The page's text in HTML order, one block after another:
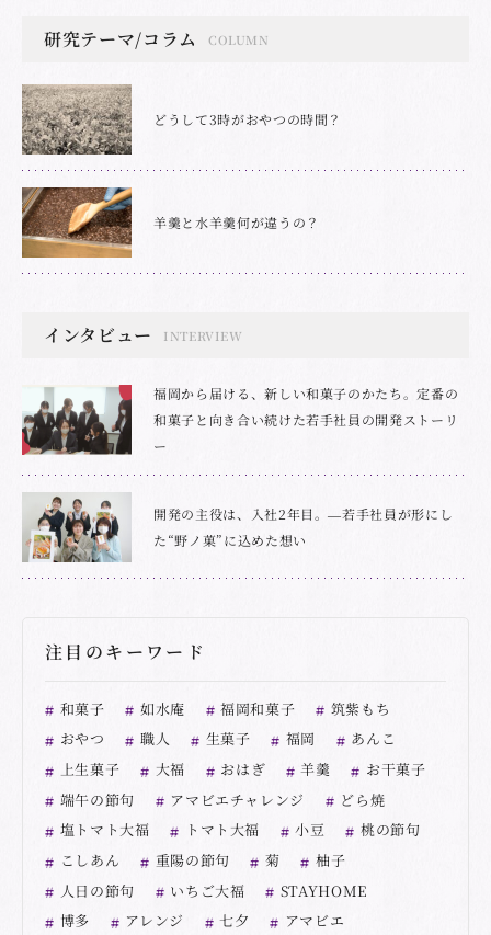
研究テーマ/コラム COLUMN
どうして3時がおやつの時間？
羊羹と水羊羹何が違うの？
インタビュー INTERVIEW
福岡から届ける、新しい和菓子のかたち。定番の
和菓子と向き合い続けた若手社員の開発ストーリ
ー
開発の主役は、入社2年目。―若手社員が形にし
た“野ノ菓”に込めた想い
注目のキーワード
和菓子 如水庵 福岡和菓子
筑紫もち
おやつ
職人 生菓子 福岡
あんこ
上生菓子
大福 おはぎ 羊羹
お干菓子
端午の節句
アマビエチャレンジ
どら焼
塩トマト大福
トマト大福 小豆
桃の節句
こしあん
重陽の節句 菊
柚子
人日の節句
いちご大福
STAYHOME
博多
アレンジ 七夕
アマビエ